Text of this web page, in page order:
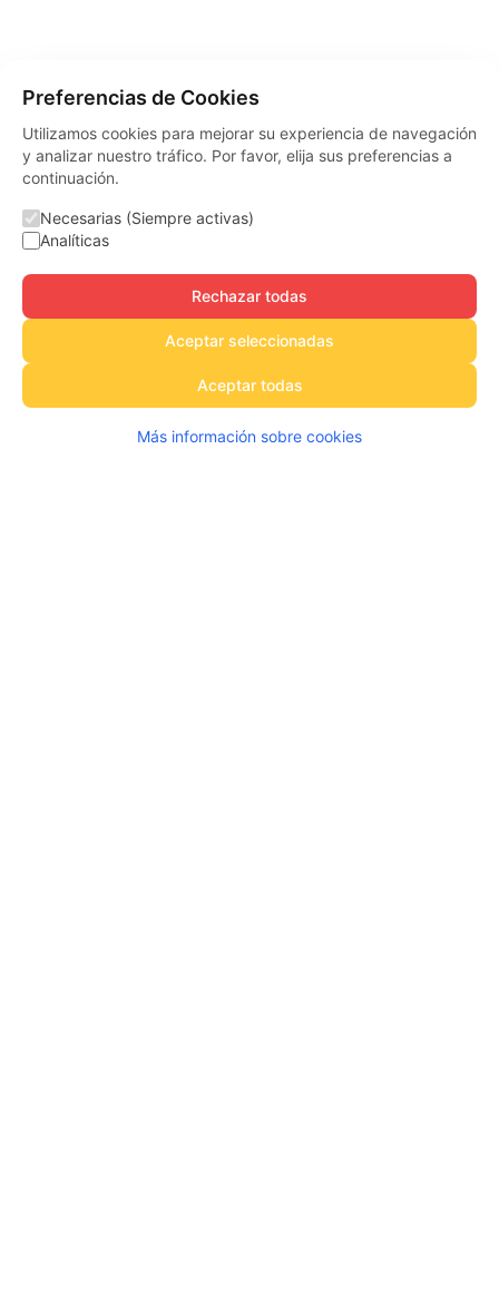
Preferencias de Cookies
Utilizamos cookies para mejorar su experiencia de navegación
y analizar nuestro tráfico. Por favor, elija sus preferencias a
continuación.
Necesarias (Siempre activas)
Analíticas
Rechazar todas
Aceptar seleccionadas
Aceptar todas
Más información sobre cookies